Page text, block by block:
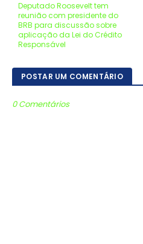
Deputado Roosevelt tem
reunião com presidente do
BRB para discussão sobre
aplicação da Lei do Crédito
Responsável
POSTAR UM COMENTÁRIO
0 Comentários